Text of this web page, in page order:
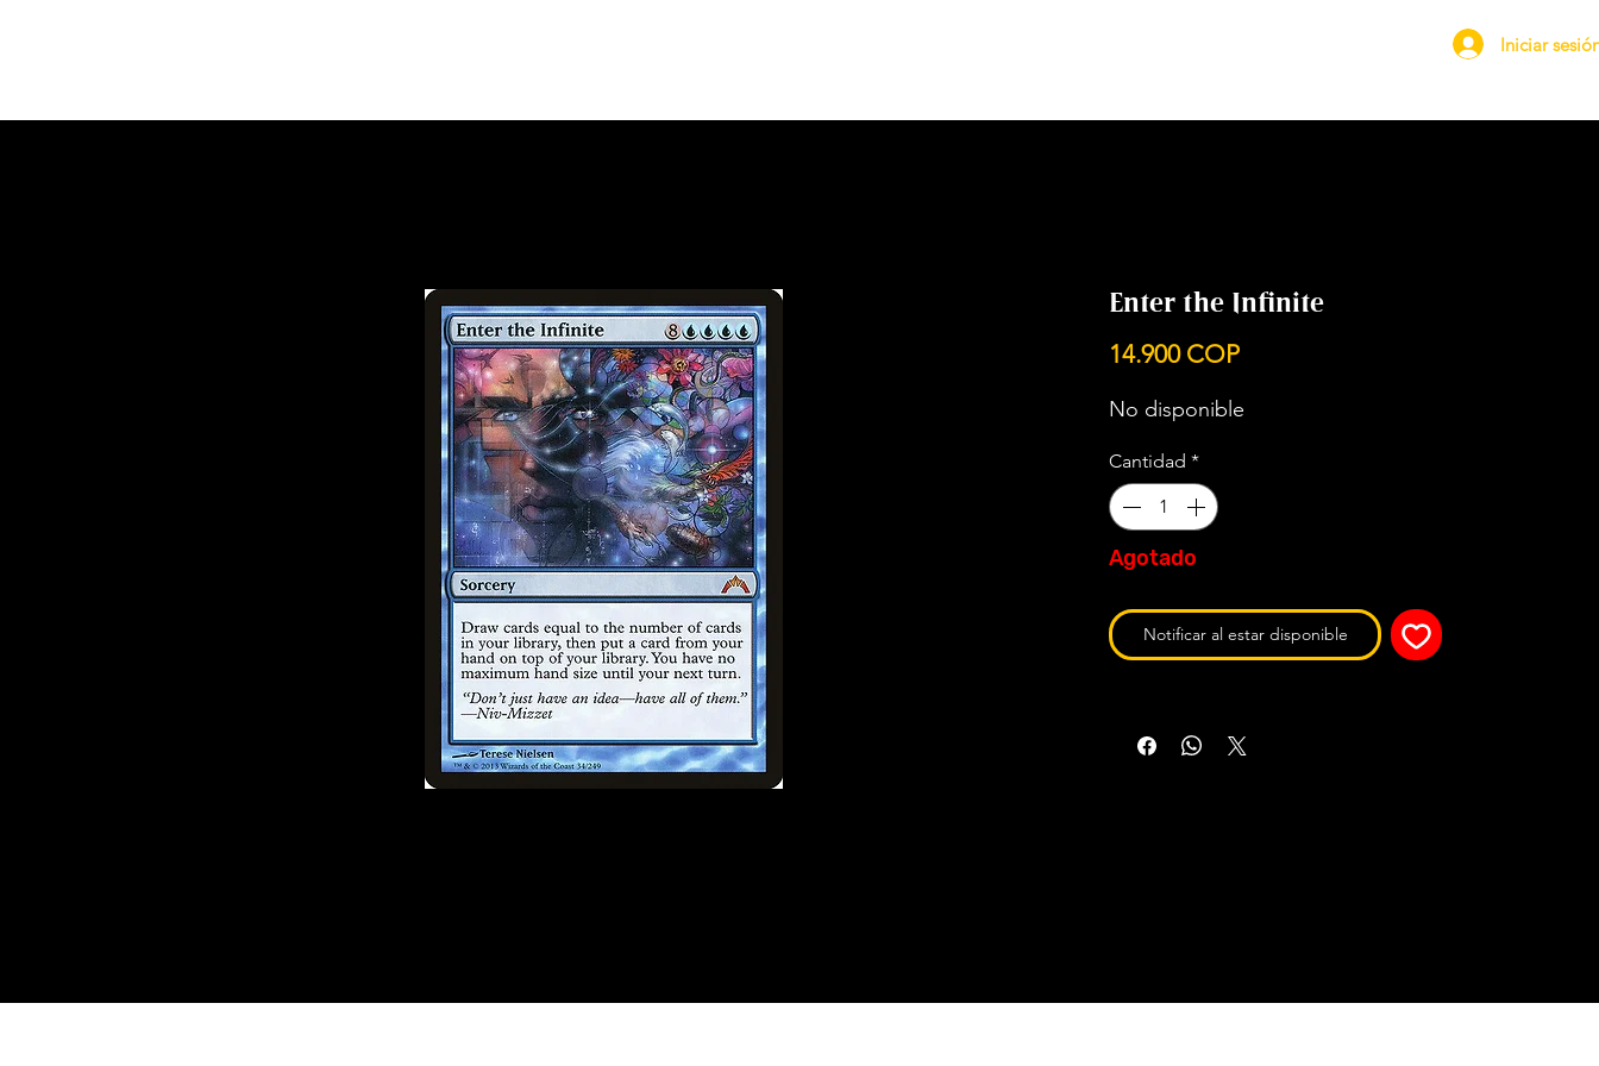
Iniciar
Enter the Infinite
14.900 COPPrecio
No disponible
Cantidad *
Agotado
Notificar al estar disponible